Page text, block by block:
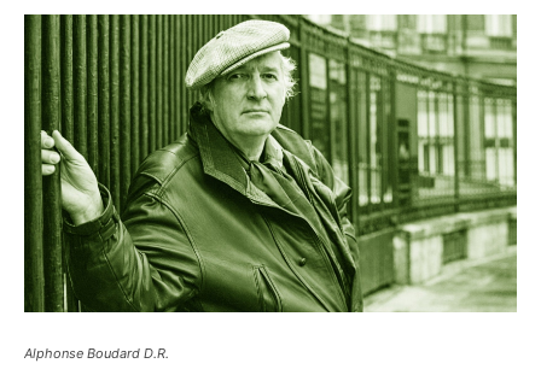
Alphonse Boudard D.R.